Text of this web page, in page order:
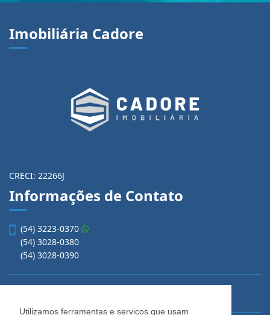
Utilizamos ferramentas e serviços que usam
Imobiliária Cadore
CRECI: 22266J
Informações de Contato
(54) 3223-0370
(54) 3028-0380
(54) 3028-0390